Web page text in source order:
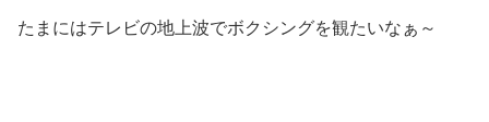
たまにはテレビの地上波でボクシングを観たいなぁ～